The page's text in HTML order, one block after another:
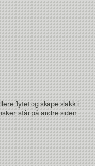
flytet og skape slakk i
står på andre siden